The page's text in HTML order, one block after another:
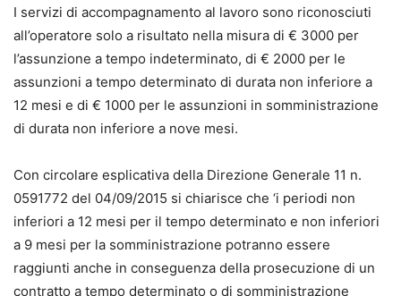
I servizi di accompagnamento al lavoro sono riconosciuti
all’operatore solo a risultato nella misura di € 3000 per
l’assunzione a tempo indeterminato, di € 2000 per le
assunzioni a tempo determinato di durata non inferiore a
12 mesi e di € 1000 per le assunzioni in somministrazione
di durata non inferiore a nove mesi.
Con circolare esplicativa della Direzione Generale 11 n.
0591772 del 04/09/2015 si chiarisce che ‘i periodi non
inferiori a 12 mesi per il tempo determinato e non inferiori
a 9 mesi per la somministrazione potranno essere
raggiunti anche in conseguenza della prosecuzione di un
contratto a tempo determinato o di somministrazione